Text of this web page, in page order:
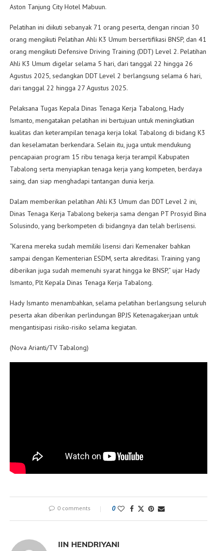
Aston Tanjung City Hotel Mabuun.
Pelatihan ini diikuti sebanyak 71 orang peserta, dengan rincian 30
orang mengikuti Pelatihan Ahli K3 Umum bersertifikasi BNSP, dan 41
orang mengikuti Defensive Driving Training (DDT) Level 2. Pelatihan
Ahli K3 Umum digelar selama 5 hari, dari tanggal 22 hingga 26
Agustus 2025, sedangkan DDT Level 2 berlangsung selama 6 hari,
dari tanggal 22 hingga 27 Agustus 2025.
Pelaksana Tugas Kepala Dinas Tenaga Kerja Tabalong, Hady
Ismanto, mengatakan pelatihan ini bertujuan untuk meningkatkan
kualitas dan keterampilan tenaga kerja lokal Tabalong di bidang K3
dan keselamatan berkendara. Selain itu, juga untuk mendukung
pencapaian program 15 ribu tenaga kerja terampil Kabupaten
Tabalong serta menyiapkan tenaga kerja yang kompeten, berdaya
saing, dan siap menghadapi tantangan dunia kerja.
Dalam memberikan pelatihan Ahli K3 Umum dan DDT Level 2 ini,
Dinas Tenaga Kerja Tabalong bekerja sama dengan PT Prosyid Bina
Solusindo, yang berkompeten di bidangnya dan telah berlisensi.
“Karena mereka sudah memiliki lisensi dari Kemenaker bahkan
sampai dengan Kementerian ESDM, serta akreditasi. Training yang
diberikan juga sudah memenuhi syarat hingga ke BNSP,” ujar Hady
Ismanto, Plt Kepala Dinas Tenaga Kerja Tabalong.
Hady Ismanto menambahkan, selama pelatihan berlangsung seluruh
peserta akan diberikan perlindungan BPJS Ketenagakerjaan untuk
mengantisipasi risiko-risiko selama kegiatan.
(Nova Arianti/TV Tabalong)
0 comments 0
IIN HENDRIYANI